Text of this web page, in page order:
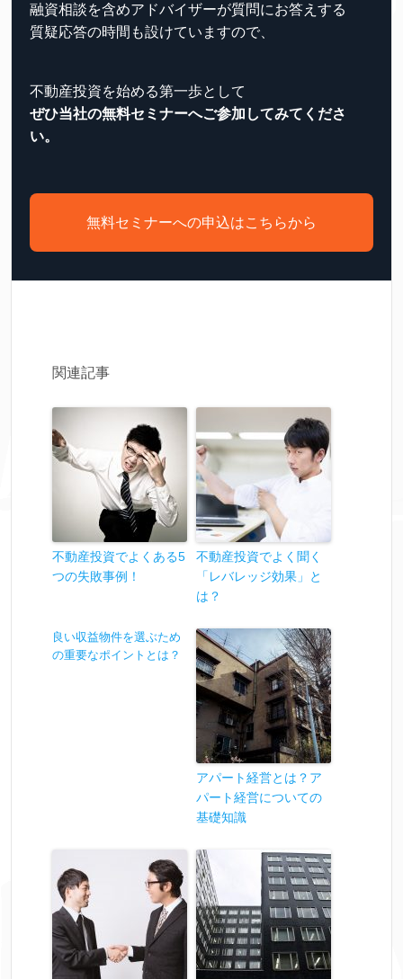
融資相談を含めアドバイザーが質問にお答えする
質疑応答の時間も設けていますので、
不動産投資を始める第一歩として
ぜひ当社の無料セミナーへご参加してみてくださ
い。
無料セミナーへの申込はこちらから
関連記事
不動産投資でよくある5
つの失敗事例！
不動産投資でよく聞く
「レバレッジ効果」と
は？
良い収益物件を選ぶため
の重要なポイントとは？
アパート経営とは？ア
パート経営についての
基礎知識